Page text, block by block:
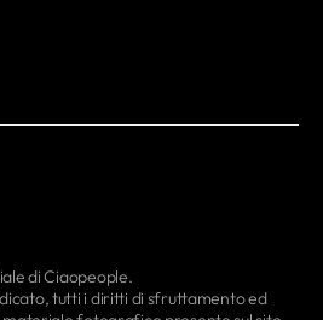
di Ciaopeople.
tutti i diritti di sfruttamento ed